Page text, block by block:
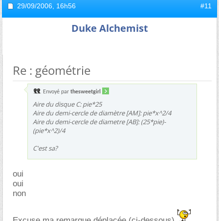
29/09/2006, 16h56 #11
Duke Alchemist
Re : géométrie
Envoyé par thesweetgirl
Aire du disque C: pie*25
Aire du demi-cercle de diamètre [AM]: pie*x^2/4
Aire du demi-cercle de diametre [AB]: (25*pie)-
(pie*x^2)/4
C'est sa?
oui
oui
non